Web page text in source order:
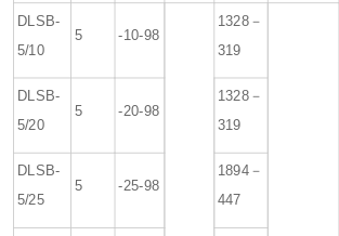
DLSB-
5/10
5 -10-98
1328－
319
DLSB-
5/20
5 -20-98
1328－
319
DLSB-
5/25
5 -25-98
1894－
447